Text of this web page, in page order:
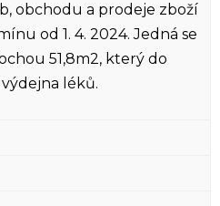
obchodu a prodeje zboží
od 1. 4. 2024. Jedná se
51,8m2, který do
léků.